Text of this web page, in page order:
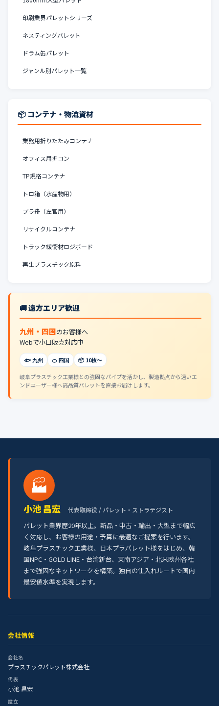
印刷業界パレットシリーズ
ネスティングパレット
ドラム缶パレット
ジャンル別パレット一覧
📦 コンテナ・物流資材
業務用折りたたみコンテナ
オフィス用折コン
TP規格コンテナ
トロ箱（水産物用）
プラ舟（左官用）
リサイクルコンテナ
トラック緩衝材ロジボード
再生プラスチック原料
🚚 遠方エリア歓迎
九州・四国のお客様へ
Webで小口販売対応中
🐟 九州 🍊 四国 📦 10枚〜
岐阜プラスチック工業様との強固なパイプを活かし、製造拠点から遠いエ
ンドユーザー様へ高品質パレットを直接お届けします。
🏭
小池 昌宏 代表取締役 / パレット・ストラテジスト
パレット業界歴20年以上。新品・中古・輸出・大型まで幅広
く対応し、お客様の用途・予算に最適なご提案を行います。
岐阜プラスチック工業様、日本プラパレット様をはじめ、韓
国NPC・GOLD LINE・台湾新台、東南アジア・北米欧州各社
まで強固なネットワークを構築。独自の仕入れルートで国内
最安値水準を実現します。
会社情報
会社名
プラスチックパレット株式会社
代表
小池 昌宏
設立